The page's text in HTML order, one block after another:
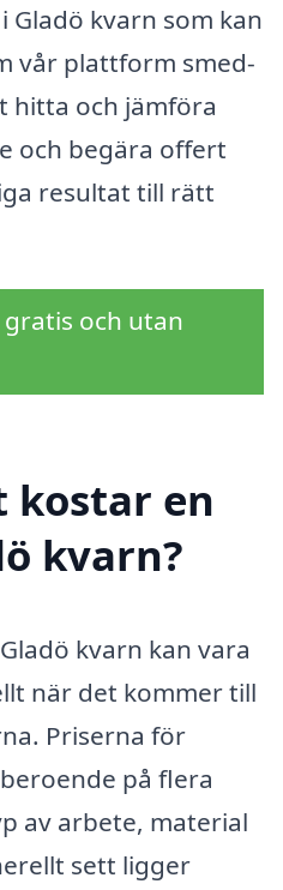
kvarn som kan
vår plattform smed-
hitta och jämföra
och begära offert
resultat till rätt
och utan
kostar en
kvarn?
kvarn kan vara
när det kommer till
Priserna för
på flera
av arbete, material
sett ligger